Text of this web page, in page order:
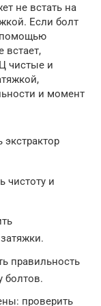
не встать на
Если болт
помощью
встает,
чистые и
и момент
чистоту и
правильность
болтов.
проверить